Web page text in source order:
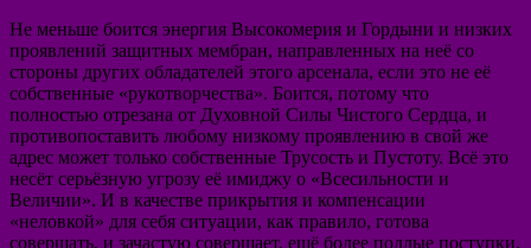
Не меньше боится энергия Высокомерия и Гордыни и низких
проявлений защитных мембран, направленных на неё со
стороны других обладателей этого арсенала, если это не её
собственные «рукотворчества». Боится, потому что
полностью отрезана от Духовной Силы Чистого Сердца, и
противопоставить любому низкому проявлению в свой же
адрес может только собственные Трусость и Пустоту. Всё это
несёт серьёзную угрозу её имиджу о «Всесильности и
Величии». И в качестве прикрытия и компенсации
«неловкой» для себя ситуации, как правило, готова
совершать, и зачастую совершает, ещё более подлые поступки,